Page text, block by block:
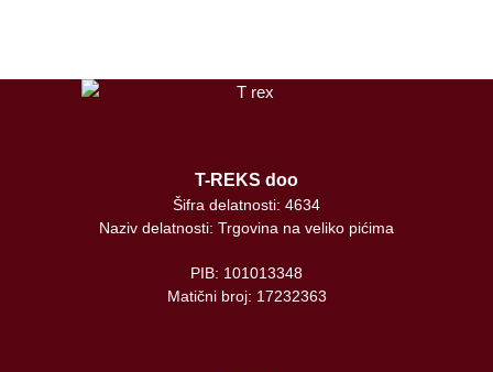
T-REKS doo
Šifra delatnosti: 4634
Naziv delatnosti: Trgovina na veliko pićima
PIB: 101013348
Matični broj: 17232363